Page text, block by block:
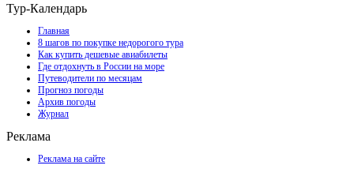
Тур-Календарь
Главная
8 шагов по покупке недорогого тура
Как купить дешевые авиабилеты
Где отдохнуть в России на море
Путеводители по месяцам
Прогноз погоды
Архив погоды
Журнал
Реклама
Реклама на сайте